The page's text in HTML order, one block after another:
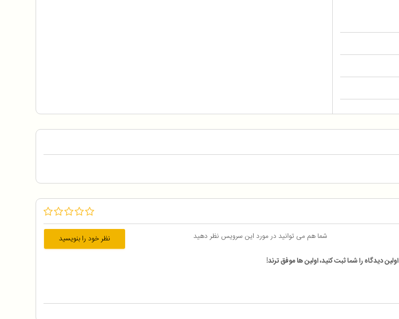
شما هم می توانید در مورد این سرویس نظر دهید
نظر خود را بنویسید
اولین دیدگاه را شما ثبت کنید، اولین ها موفق ترند!